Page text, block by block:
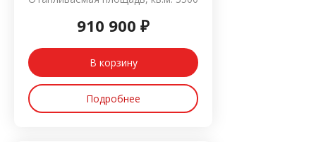
910 900 ₽
В корзину
Подробнее